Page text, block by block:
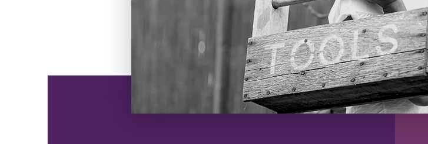
תוכן הסדנא מחולק בין 3 המפגשים